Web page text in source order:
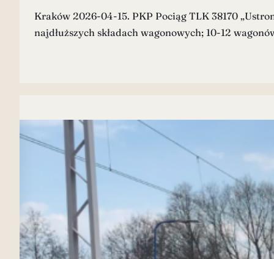
Kraków 2026-04-15. PKP Pociąg TLK 38170
najdłuższych składach wagonowych; 10-12